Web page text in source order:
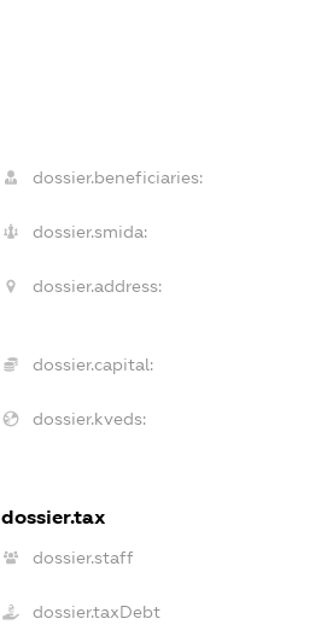
dossier.beneficiaries:
dossier.smida:
dossier.address:
dossier.capital:
dossier.kveds:
dossier.tax
dossier.staff
dossier.taxDebt